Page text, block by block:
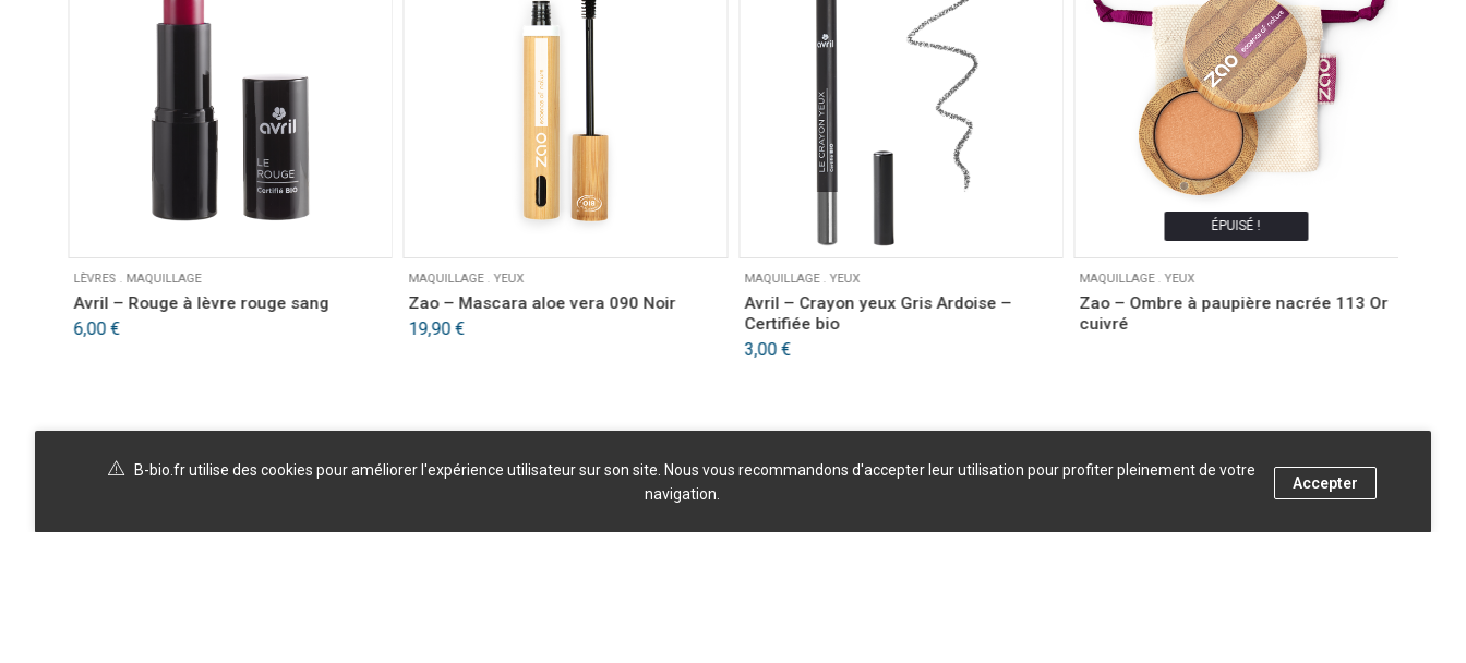
LÈVRES . MAQUILLAGE
Avril – Rouge à lèvre rouge sang
6,00 €
MAQUILLAGE.YEUX
Zao – Mascara aloe vera 090 Noir
19,90€
MAQUILLAGE. YEUX
Avril – Crayon yeux Gris Ardoise –
Certifiée bio
3,00 €
ÉPUISÉ !
MAQUILLAGE.YEUX
Zao – Ombre à paupière nacrée 113 Or
cuivré
B-bio.fr utilise des cookies pour améliorer l'expérience utilisateur sur son site. Nous vous recommandons d'accepter leur utilisation pour profiter pleinement de votre
navigation.
Accepter